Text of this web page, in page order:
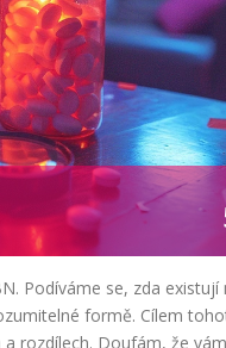
Podíváme se, zda
formě. Cílem
rozdílech. Doufám, že